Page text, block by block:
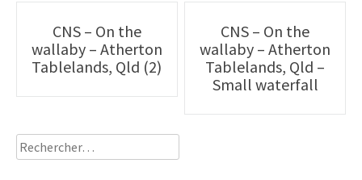
Poste
navigation
CNS – On the
wallaby – Atherton
Tablelands, Qld (2)
CNS – On the
wallaby – Atherton
Tablelands, Qld –
Small waterfall
Rechercher :